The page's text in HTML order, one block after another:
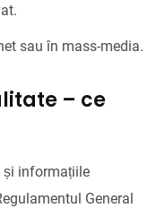
sau în mass-media.
– ce
și informațiile
General